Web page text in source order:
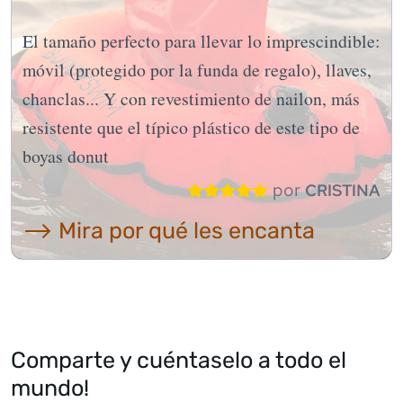
El tamaño perfecto para llevar lo imprescindible:
móvil (protegido por la funda de regalo), llaves,
chanclas... Y con revestimiento de nailon, más
resistente que el típico plástico de este tipo de
boyas donut
porCRISTINA
⟶ Mira por qué les encanta
Comparte y cuéntaselo a todo el
mundo!